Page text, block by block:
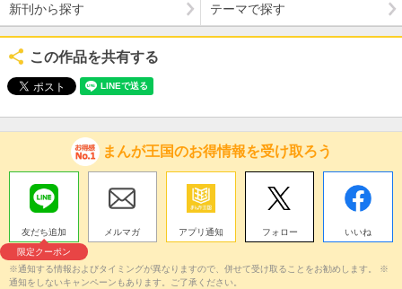
新刊から探す テーマで探す
この作品を共有する
まんが王国のお得情報を受け取ろう
友だち追加
限定クーポン
メルマガ アプリ通知 フォロー いいね
※通知する情報およびタイミングが異なりますので、併せて受け取ることをお勧めします。 ※
通知をしないキャンペーンもあります。ご了承ください。